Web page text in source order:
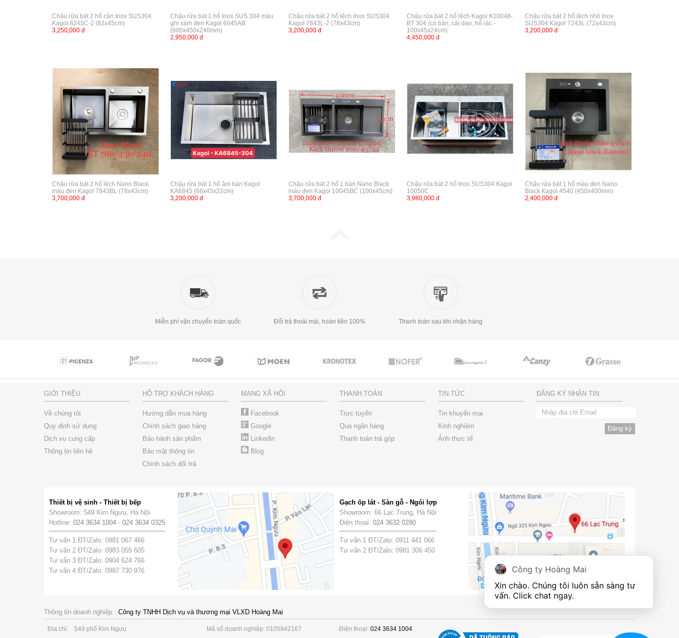
Chậu rửa bát 2 hố cân Inox SUS304
Kagol 8245C-2 (82x45cm)
3,250,000 đ
Chậu rửa bát 1 hố Inox SUS 304 màu
ghi xám đen Kagol 6045AB
(600x450x240mm)
2,950,000 đ
Chậu rửa bát 2 hố lệch Inox SUS304
Kagol 7843L-2 (78x43cm)
3,200,000 đ
Chậu rửa bát 2 hố lệch Kagol K10048-
BT 304 (có bàn, cài dao, hố rác -
100x45x24cm)
4,450,000 đ
Chậu rửa bát 2 hố lệch nhỏ Inox
SUS304 Kagol 7243L (72x43cm)
3,200,000 đ
Chậu rửa bát 2 hố lệch Nano Black
màu đen Kagol 7843BL (78x43cm)
3,700,000 đ
Chậu rửa bát 1 hố âm bàn Kagol
KA6845 (68x45x22cm)
3,200,000 đ
Chậu rửa bát 2 hố 1 bàn Nano Black
màu đen Kagol 10045BC (100x45cm)
3,700,000 đ
Chậu rửa bát 2 hố Inox SUS304 Kagol
10050C
3,980,000 đ
Chậu rửa bát 1 hố màu đen Nano
Black Kagol 4540 (450x400mm)
2,400,000 đ
Miễn phí vận chuyển toàn quốc Đổi trả thoải mái, hoàn tiền 100% Thanh toán sau khi nhận hàng
GIỚI THIỆU
Về chúng tôi
Quy định sử dụng
Dịch vụ cung cấp
Thông tin liên hệ
HỖ TRỢ KHÁCH HÀNG
Hướng dẫn mua hàng
Chính sách giao hàng
Bảo hành sản phẩm
Bảo mật thông tin
Chính sách đổi trả
MẠNG XÃ HỘI
Facebook
Google
Linkedin
Blog
THANH TOÁN
Trực tuyến
Qua ngân hàng
Thanh toán trả góp
TIN TỨC
Tin khuyến mại
Kinh nghiệm
Ảnh thực tế
ĐĂNG KÝ NHẬN TIN
Thiết bị vệ sinh - Thiết bị bếp
Showroom: 549 Kim Ngưu, Hà Nội
Hotline: 024 3634 1004 - 024 3634 0325
Tư vấn 1 ĐT/Zalo: 0981 067 466
Tư vấn 2 ĐT/Zalo: 0983 055 605
Tư vấn 3 ĐT/Zalo: 0904 624 766
Tư vấn 4 ĐT/Zalo: 0987 730 976
Gạch ốp lát - Sàn gỗ - Ngói lợp
Showroom: 66 Lạc Trung, Hà Nội
Điện thoại: 024 3632 0280
Tư vấn 1 ĐT/Zalo: 0911 441 066
Tư vấn 2 ĐT/Zalo: 0981 306 450
Thông tin doanh nghiệp : Công ty TNHH Dịch vụ và thương mại VLXD Hoàng Mai
Địa chỉ:
549 phố Kim Ngưu
Mã số doanh nghiệp: 0105942167
Điện thoại: 024 3634 1004
Công ty Hoàng Mai
Xin chào. Chúng tôi luôn sẵn sàng tư
vấn. Click chat ngay.